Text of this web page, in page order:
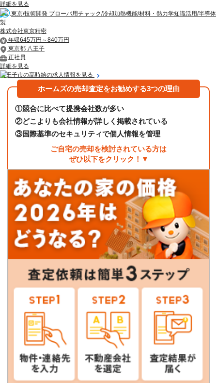
詳細を見る
東京/技術開発 プローバ用チャック/冷却加熱機能/材料・熱力学知識活用/半導体
製...
株式会社東京精密
年収645万円～840万円
東京都 八王子
正社員
詳細を見る
八王子市の高時給の求人情報を見る
ホームズの売却査定をお勧めする3つの理由
①競合に比べて提携会社数が多い
②どこよりも会社情報が詳しく掲載されている
③国際基準のセキュリティで個人情報を管理
ご自宅の売却を検討されている方は
ぜひ以下をクリック！▼